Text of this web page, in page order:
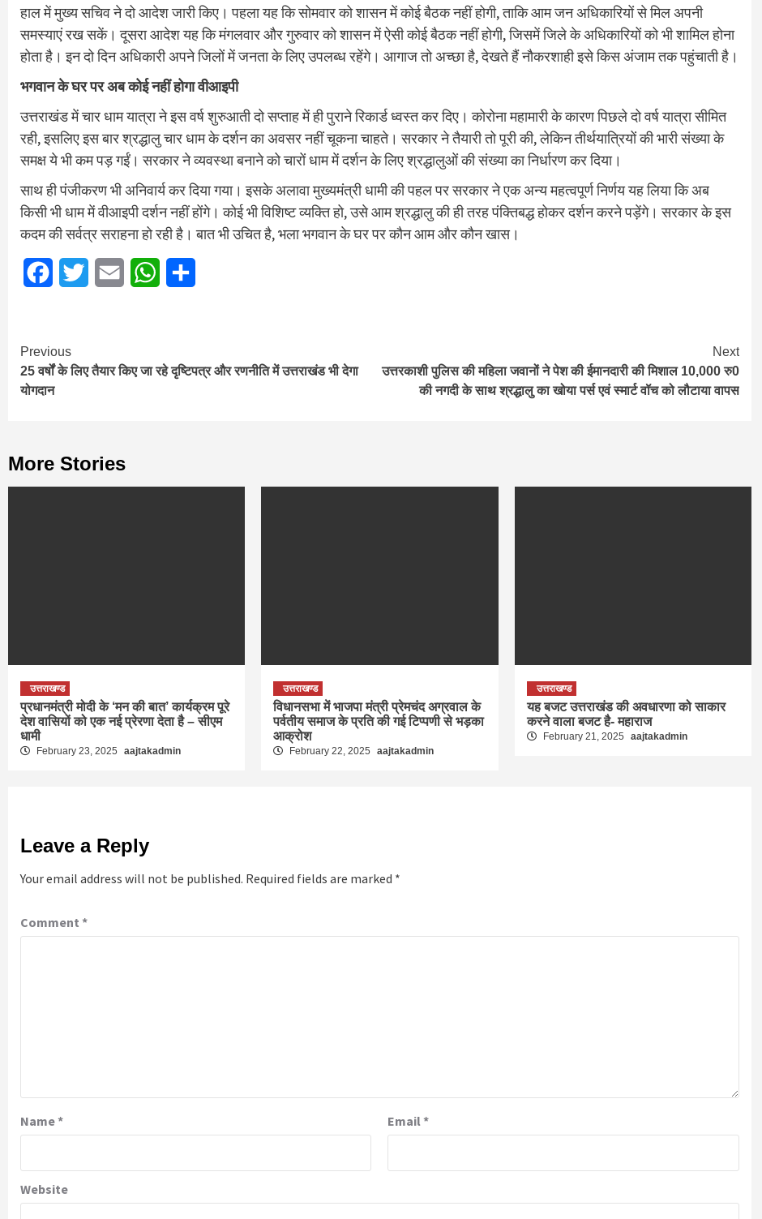
हाल में मुख्य सचिव ने दो आदेश जारी किए। पहला यह कि सोमवार को शासन में कोई बैठक नहीं होगी, ताकि आम जन अधिकारियों से मिल अपनी
समस्याएं रख सकें। दूसरा आदेश यह कि मंगलवार और गुरुवार को शासन में ऐसी कोई बैठक नहीं होगी, जिसमें जिले के अधिकारियों को भी शामिल होना
होता है। इन दो दिन अधिकारी अपने जिलों में जनता के लिए उपलब्ध रहेंगे। आगाज तो अच्छा है, देखते हैं नौकरशाही इसे किस अंजाम तक पहुंचाती है।
भगवान के घर पर अब कोई नहीं होगा वीआइपी
उत्तराखंड में चार धाम यात्रा ने इस वर्ष शुरुआती दो सप्ताह में ही पुराने रिकार्ड ध्वस्त कर दिए। कोरोना महामारी के कारण पिछले दो वर्ष यात्रा सीमित
रही, इसलिए इस बार श्रद्धालु चार धाम के दर्शन का अवसर नहीं चूकना चाहते। सरकार ने तैयारी तो पूरी की, लेकिन तीर्थयात्रियों की भारी संख्या के
समक्ष ये भी कम पड़ गईं। सरकार ने व्यवस्था बनाने को चारों धाम में दर्शन के लिए श्रद्धालुओं की संख्या का निर्धारण कर दिया।
साथ ही पंजीकरण भी अनिवार्य कर दिया गया। इसके अलावा मुख्यमंत्री धामी की पहल पर सरकार ने एक अन्य महत्वपूर्ण निर्णय यह लिया कि अब
किसी भी धाम में वीआइपी दर्शन नहीं होंगे। कोई भी विशिष्ट व्यक्ति हो, उसे आम श्रद्धालु की ही तरह पंक्तिबद्ध होकर दर्शन करने पड़ेंगे। सरकार के इस
कदम की सर्वत्र सराहना हो रही है। बात भी उचित है, भला भगवान के घर पर कौन आम और कौन खास।
FacebookTwitter Email WhatsApp
Continue
Reading
Previous
25 वर्षों के लिए तैयार किए जा रहे दृष्टिपत्र और रणनीति में उत्तराखंड भी देगा
योगदान
Next
उत्तरकाशी पुलिस की महिला जवानों ने पेश की ईमानदारी की मिशाल 10,000 रु0
की नगदी के साथ श्रद्धालु का खोया पर्स एवं स्मार्ट वॉच को लौटाया वापस
More Stories
उत्तराखण्ड
प्रधानमंत्री मोदी के ‘मन की बात’ कार्यक्रम पूरे
देश वासियों को एक नई प्रेरणा देता है – सीएम
धामी
February 23, 2025 aajtakadmin
उत्तराखण्ड
विधानसभा में भाजपा मंत्री प्रेमचंद अग्रवाल के
पर्वतीय समाज के प्रति की गई टिप्पणी से भड़का
आक्रोश
February 22, 2025 aajtakadmin
उत्तराखण्ड
यह बजट उत्तराखंड की अवधारणा को साकार
करने वाला बजट है- महाराज
February 21, 2025 aajtakadmin
Leave a Reply
Your email address will not be published. Required fields are marked *
Comment *
Name* Email*
Website